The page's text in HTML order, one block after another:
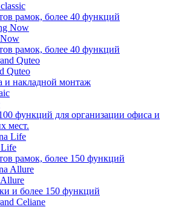
рамок, более 40 функций
рамок, более 40 функций
Quteo
и накладной монтаж
функций для организации офиса и
мест.
Life
рамок, более 150 функций
и более 150 функций